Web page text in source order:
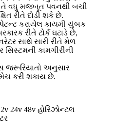
તે વધુ મજબૂત પવનથી બચી
રીતે દોડી શકે છે.
કરાયેલ કાયમી ચુંબક
રીતે ટોર્ક ઘટાડે છે,
સાથે સારી રીતે મેળ
કામગીરીની
જરૂરિયાતો અનુસાર
મેચ કરી શકાય છે.